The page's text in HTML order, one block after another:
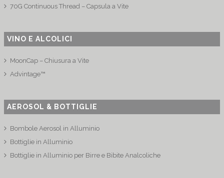
70G Continuous Thread – Capsula a Vite
VINO E ALCOLICI
MoonCap – Chiusura a Vite
Advintage™
AEROSOL & BOTTIGLIE
Bombole Aerosol in Alluminio
Bottiglie in Alluminio
Bottiglie in Alluminio per Birre e Bibite Analcoliche